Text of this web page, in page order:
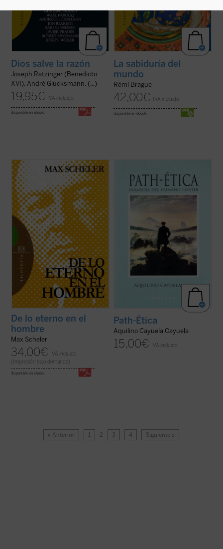
Dios salve la razón
Joseph Ratzinger (Benedicto
XVI), Andrè Glucksmann, (...)
19,95€ IVA incluido
disponible en ebook:
La sabiduría del
mundo
Rémi Brague
42,00€ IVA incluido
disponible en ebook:
Traducción del alemán por Julián Marías y
Javier Olmo.
Primera traducción completa al castellano
de una obra cumbre de la filosofía de la
religión del siglo XX. Max Scheler, un genio
de «estilo deslumbrante y seductor» que
«habla ...(ver ficha)
De lo eterno en el
hombre
Max Scheler
34,00€
IVA incluido
(Impresión bajo demanda)
disponible en ebook:
los sufrimientos, los pecados, la muerte,
que no los pusiera en el centro de su
visión
del mundo , sería radicalmente incompleto,
sería falso... La muchedumbre de los
humillados y ofendidos
Path-Ética
Aquilino Cayuela Cayuela
15,00€ IVA incluido
« Anterior 1 2 3 4 Siguiente »